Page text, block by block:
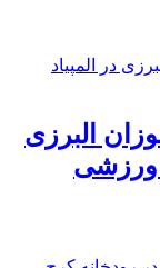
البرزی
ورزشی